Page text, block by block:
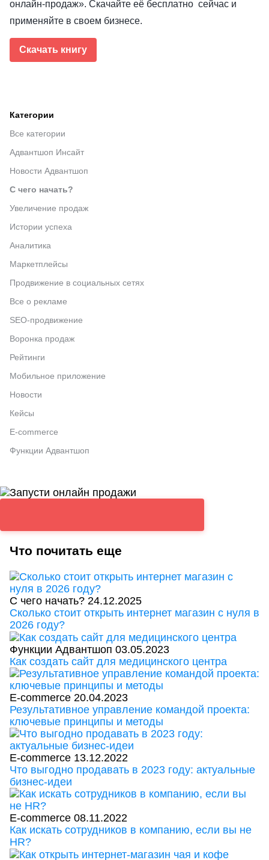
Категории
Все категории
Адвантшоп Инсайт
Новости Адвантшоп
С чего начать?
Увеличение продаж
Истории успеха
Аналитика
Маркетплейсы
Продвижение в социальных сетях
Все о рекламе
SEO-продвижение
Воронка продаж
Рейтинги
Мобильное приложение
Новости
Кейсы
E-commerce
Функции Адвантшоп
онлайн-продаж». Скачайте её бесплатно сейчас и
применяйте в своем бизнесе.
Скачать книгу
Что почитать еще
С чего начать? 24.12.2025
Сколько стоит открыть интернет магазин с нуля в
2026 году?
Функции Адвантшоп 03.05.2023
Как создать сайт для медицинского центра
E-commerce 20.04.2023
Результативное управление командой проекта:
ключевые принципы и методы
E-commerce 13.12.2022
Что выгодно продавать в 2023 году: актуальные
бизнес-идеи
E-commerce 08.11.2022
Как искать сотрудников в компанию, если вы не
HR?